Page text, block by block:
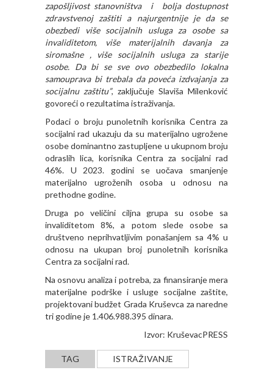
zapošljivost stanovništva i bolja dostupnost
zdravstvenoj zaštiti a najurgentnije je da se
obezbedi više socijalnih usluga za osobe sa
invaliditetom, više materijalnih davanja za
siromašne , više socijalnih usluga za starije
osobe. Da bi se sve ovo obezbedilo lokalna
samouprava bi trebala da poveća izdvajanja za
socijalnu zaštitu”, zaključuje Slaviša Milenković
govoreći o rezultatima istraživanja.
Podaci o broju punoletnih korisnika Centra za
socijalni rad ukazuju da su materijalno ugrožene
osobe dominantno zastupljene u ukupnom broju
odraslih lica, korisnika Centra za socijalni rad
46%. U 2023. godini se uočava smanjenje
materijalno ugroženih osoba u odnosu na
prethodne godine.
Druga po veličini ciljna grupa su osobe sa
invaliditetom 8%, a potom slede osobe sa
društveno neprihvatljivim ponašanjem sa 4% u
odnosu na ukupan broj punoletnih korisnika
Centra za socijalni rad.
Na osnovu analiza i potreba, za finansiranje mera
materijalne podrške i usluge socijalne zaštite,
projektovani budžet Grada Kruševca za naredne
tri godine je 1.406.988.395 dinara.
Izvor: KruševacPRESS
TAG ISTRAŽIVANJE